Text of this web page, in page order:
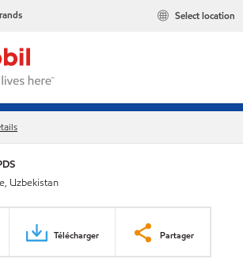
Select location
Uzbekistan
Télécharger Partager